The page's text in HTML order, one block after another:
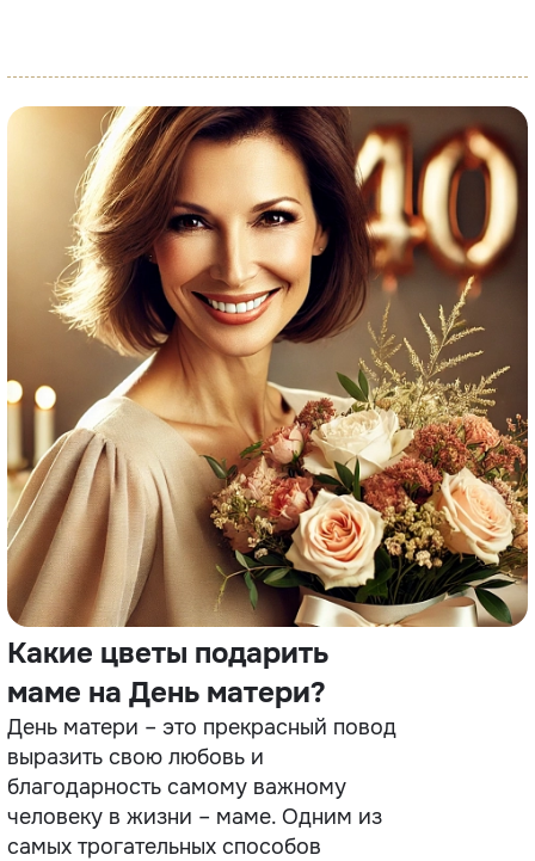
Какие цветы подарить
маме на День матери?
День матери – это прекрасный повод
выразить свою любовь и
благодарность самому важному
человеку в жизни – маме. Одним из
самых трогательных способов